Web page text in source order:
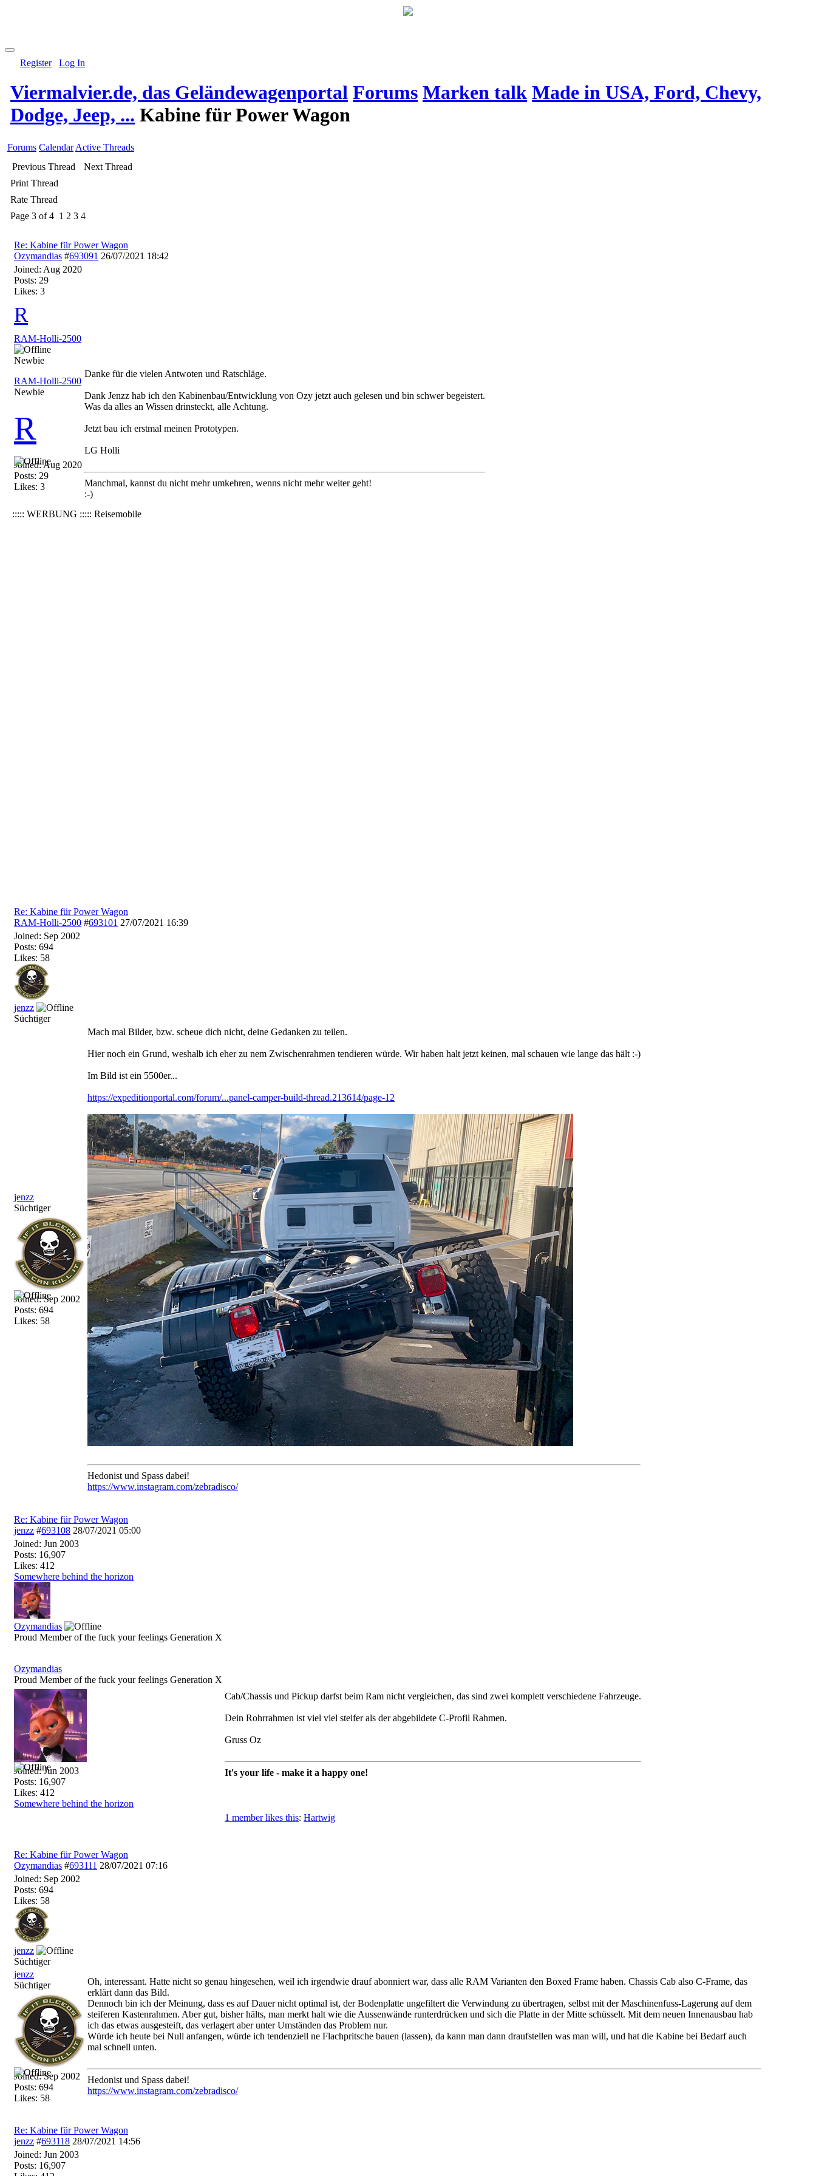
Register Log In
Viermalvier.de, das Geländewagenportal Forums Marken talk Made in USA, Ford, Chevy,
Dodge, Jeep, ... Kabine für Power Wagon
Forums Calendar Active Threads
Previous Thread
Next Thread
Print Thread
Rate Thread
Page 3 of 4 1 2 3 4
Re: Kabine für Power Wagon
Ozymandias #693091 26/07/2021 18:42
Joined: Aug 2020
Posts: 29
Likes: 3
R
RAM-Holli-2500
Newbie
RAM-Holli-2500
Newbie
R
Joined:Aug 2020
Posts: 29
Likes: 3
Danke für die vielen Antwoten und Ratschläge.
Dank Jenzz hab ich den Kabinenbau/Entwicklung von Ozy jetzt auch gelesen und bin schwer begeistert.
Was da alles an Wissen drinsteckt, alle Achtung.
Jetzt bau ich erstmal meinen Prototypen.
LG Holli
Manchmal, kannst du nicht mehr umkehren, wenns nicht mehr weiter geht!
:-)
::::: WERBUNG ::::: Reisemobile
Re: Kabine für Power Wagon
RAM-Holli-2500 #693101 27/07/2021 16:39
Joined: Sep 2002
Posts: 694
Likes: 58
jenzz
Süchtiger
jenzz
Süchtiger
Joined:Sep 2002
Posts: 694
Likes: 58
Mach mal Bilder, bzw. scheue dich nicht, deine Gedanken zu teilen.
Hier noch ein Grund, weshalb ich eher zu nem Zwischenrahmen tendieren würde. Wir haben halt jetzt keinen, mal schauen wie lange das hält :-)
Im Bild ist ein 5500er...
https://expeditionportal.com/forum/...panel-camper-build-thread.213614/page-12
Hedonist und Spass dabei!
https://www.instagram.com/zebradisco/
Re: Kabine für Power Wagon
jenzz #693108 28/07/2021 05:00
Joined: Jun 2003
Posts: 16,907
Likes: 412
Somewhere behind the horizon
Ozymandias
Proud Member of the fuck your feelings Generation X
Ozymandias
Proud Member of the fuck your feelings Generation X
Joined:Jun 2003
Posts: 16,907
Likes: 412
Somewhere behind the horizon
Cab/Chassis und Pickup darfst beim Ram nicht vergleichen, das sind zwei komplett verschiedene Fahrzeuge.
Dein Rohrrahmen ist viel viel steifer als der abgebildete C-Profil Rahmen.
Gruss Oz
It's your life - make it a happy one!
1 member likes this: Hartwig
Re: Kabine für Power Wagon
Ozymandias #693111 28/07/2021 07:16
Joined: Sep 2002
Posts: 694
Likes: 58
jenzz
Süchtiger
jenzz
Süchtiger
Joined:Sep 2002
Posts: 694
Likes: 58
Oh, interessant. Hatte nicht so genau hingesehen, weil ich irgendwie drauf abonniert war, dass alle RAM Varianten den Boxed Frame haben. Chassis Cab also C-Frame, das
erklärt dann das Bild.
Dennoch bin ich der Meinung, dass es auf Dauer nicht optimal ist, der Bodenplatte ungefiltert die Verwindung zu übertragen, selbst mit der Maschinenfuss-Lagerung auf dem
steiferen Kastenrahmen. Aber gut, bisher hälts, man merkt halt wie die Aussenwände runterdrücken und sich die Platte in der Mitte schüsselt. Mit dem neuen Innenausbau hab
ich das etwas ausgesteift, das verlagert aber unter Umständen das Problem nur.
Würde ich heute bei Null anfangen, würde ich tendenziell ne Flachpritsche bauen (lassen), da kann man dann draufstellen was man will, und hat die Kabine bei Bedarf auch
mal schnell unten.
Hedonist und Spass dabei!
https://www.instagram.com/zebradisco/
Re: Kabine für Power Wagon
jenzz #693118 28/07/2021 14:56
Joined: Jun 2003
Posts: 16,907